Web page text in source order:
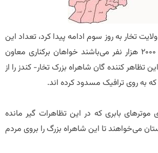
تخار به روز سوم ادامه پیدا کرد، تعداد این
معترضان که بالاتر از 2000 هزار نفر می‌باشند خواهان برکناری معاون
تظاهر کننده گان شاهراه بزرک تخار- کندز را از
به روی ترافیک مسدود کرده اند.
موترهای بابری که در این تظاهرات گیر مانده
می‌خواهند تا این شاهراه بزرگ را بروی مردم